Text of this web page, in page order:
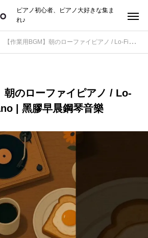
ピアノ初心者、ピアノ大好きな集ま
れ♪
【作業用BGM】朝のローファイピアノ / Lo-Fi Morning Piano | 黑膠早晨鋼琴音樂
朝のローファイピアノ / Lo-
| 黑膠早晨鋼琴音樂